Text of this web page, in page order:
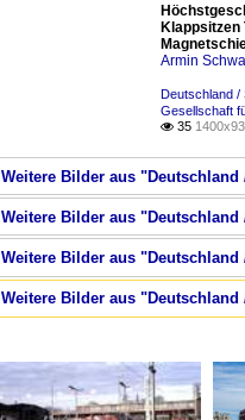
Armin
Deutschland /
Gesellschaft
 35
Weitere Bilder aus
Weitere Bilder aus "Deutschland
Weitere Bilder aus "Deutschland
Weitere Bilder aus "Deutschland